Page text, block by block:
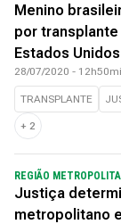
Menino
por
Estados Unidos
28/07/2020 -
TRANSPLANTE
+ 2
REGIÃO
Justiça
metropolitano